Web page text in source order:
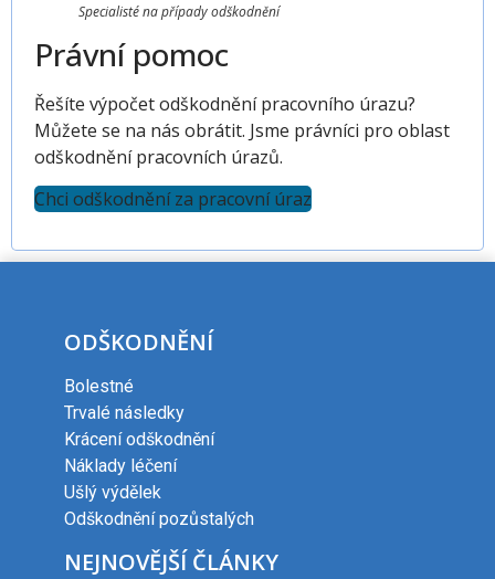
Specialisté na případy odškodnění
Právní pomoc
Řešíte výpočet odškodnění pracovního úrazu?
Můžete se na nás obrátit. Jsme právníci pro oblast
odškodnění pracovních úrazů.
Chci odškodnění za pracovní úraz
ODŠKODNĚNÍ
Bolestné
Trvalé následky
Krácení odškodnění
Náklady léčení
Ušlý výdělek
Odškodnění pozůstalých
NEJNOVĚJŠÍ ČLÁNKY